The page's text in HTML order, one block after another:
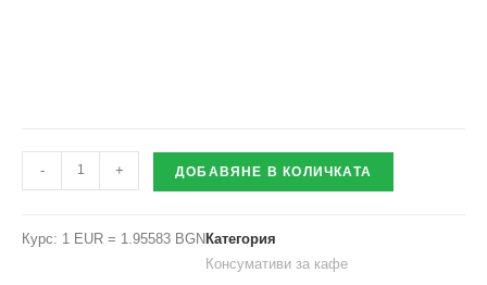
- + ДОБАВЯНЕ В КОЛИЧКАТА
Курс: 1 EUR = 1.95583 BGNКатегория
Консумативи за кафе